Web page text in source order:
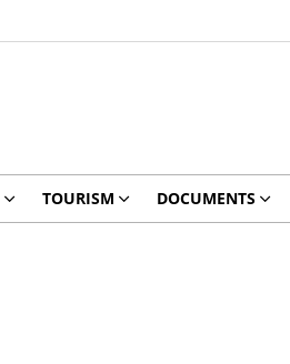
TOURISM DOCUMENTS